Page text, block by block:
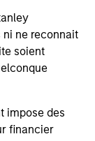
ni ne reconnait
soient
impose des
financier